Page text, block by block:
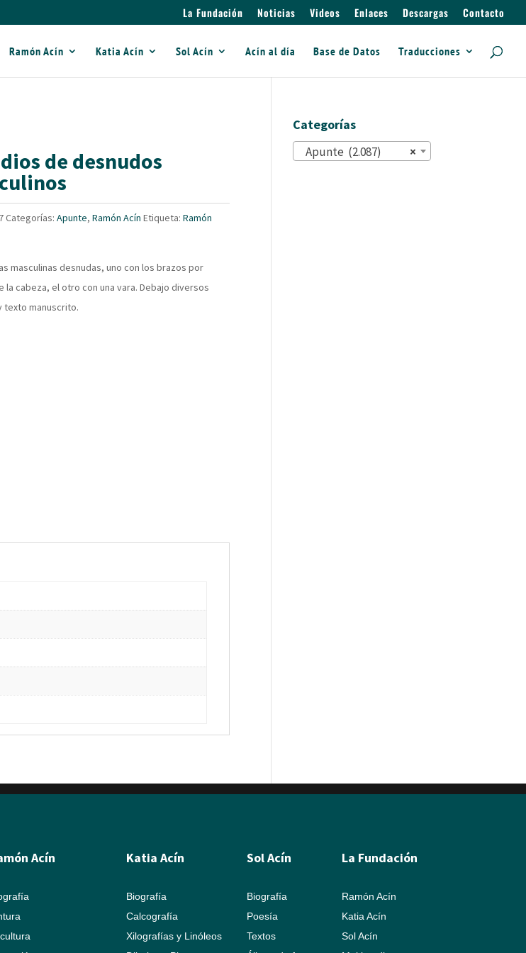
La Fundación Noticias Videos Enlaces Descargas Contacto
Ramón Acín Katia Acín Sol Acín Acín al día Base de Datos Traducciones
de desnudos
Categorías:Apunte,Ramón Acín Etiqueta:Ramón
masculinas desnudas, uno con los brazos por
la cabeza, el otro con una vara. Debajo diversos
texto manuscrito.
Categorías
×
Apunte (2.087)
Acín Katia Acín
Biografía
Calcografía
Xilografías y Linóleos
Sol Acín
Biografía
Poesía
Textos
La Fundación
Ramón Acín
Katia Acín
Sol Acín